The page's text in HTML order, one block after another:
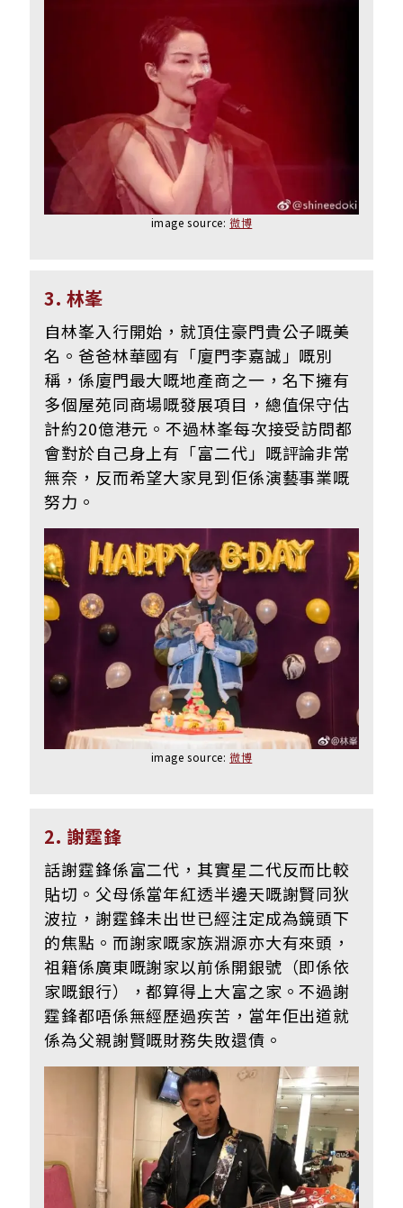
image source: 微博
3. 林峯
自林峯入行開始，就頂住豪門貴公子嘅美
名。爸爸林華國有「廈門李嘉誠」嘅別
稱，係廈門最大嘅地產商之一，名下擁有
多個屋苑同商場嘅發展項目，總值保守估
計約20億港元。不過林峯每次接受訪問都
會對於自己身上有「富二代」嘅評論非常
無奈，反而希望大家見到佢係演藝事業嘅
努力。
image source: 微博
2. 謝霆鋒
話謝霆鋒係富二代，其實星二代反而比較
貼切。父母係當年紅透半邊天嘅謝賢同狄
波拉，謝霆鋒未出世已經注定成為鏡頭下
的焦點。而謝家嘅家族淵源亦大有來頭，
祖籍係廣東嘅謝家以前係開銀號（即係依
家嘅銀行），都算得上大富之家。不過謝
霆鋒都唔係無經歷過疾苦，當年佢出道就
係為父親謝賢嘅財務失敗還債。